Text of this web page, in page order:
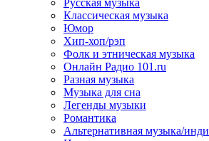
Русская музыка
Классическая музыка
Юмор
Хип-хоп/рэп
Фолк и этническая музыка
Онлайн Радио 101.ru
Разная музыка
Музыка для сна
Легенды музыки
Романтика
Альтернативная музыка/инди